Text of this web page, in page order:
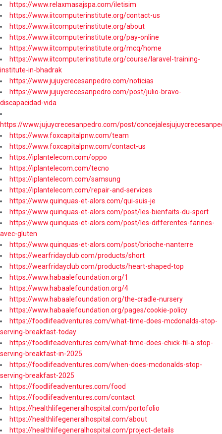
https://www.relaxmasajspa.com/iletisim
https://www.iitcomputerinstitute.org/contact-us
https://www.iitcomputerinstitute.org/about
https://www.iitcomputerinstitute.org/pay-online
https://www.iitcomputerinstitute.org/mcq/home
https://www.iitcomputerinstitute.org/course/laravel-training-
institute-in-bhadrak
https://www.jujuycrecesanpedro.com/noticias
https://www.jujuycrecesanpedro.com/post/julio-bravo-
discapacidad-vida
https://www.jujuycrecesanpedro.com/post/
https://www.foxcapitalpnw.com/team
https://www.foxcapitalpnw.com/contact-us
https://iplantelecom.com/oppo
https://iplantelecom.com/tecno
https://iplantelecom.com/samsung
https://iplantelecom.com/repair-and-services
https://www.quinquas-et-alors.com/qui-suis-je
https://www.quinquas-et-alors.com/post/les-bienfaits-du-sport
https://www.quinquas-et-alors.com/post/les-differentes-farines-
avec-gluten
https://www.quinquas-et-alors.com/post/brioche-nanterre
https://wearfridayclub.com/products/short
https://wearfridayclub.com/products/heart-shaped-top
https://www.habaalefoundation.org/1
https://www.habaalefoundation.org/4
https://www.habaalefoundation.org/the-cradle-nursery
https://www.habaalefoundation.org/pages/cookie-policy
https://foodlifeadventures.com/what-time-does-mcdonalds-stop-
serving-breakfast-today
https://foodlifeadventures.com/what-time-does-chick-fil-a-stop-
serving-breakfast-in-2025
https://foodlifeadventures.com/when-does-mcdonalds-stop-
serving-breakfast-2025
https://foodlifeadventures.com/food
https://foodlifeadventures.com/contact
https://healthlifegeneralhospital.com/portofolio
https://healthlifegeneralhospital.com/about
https://healthlifegeneralhospital.com/project-details